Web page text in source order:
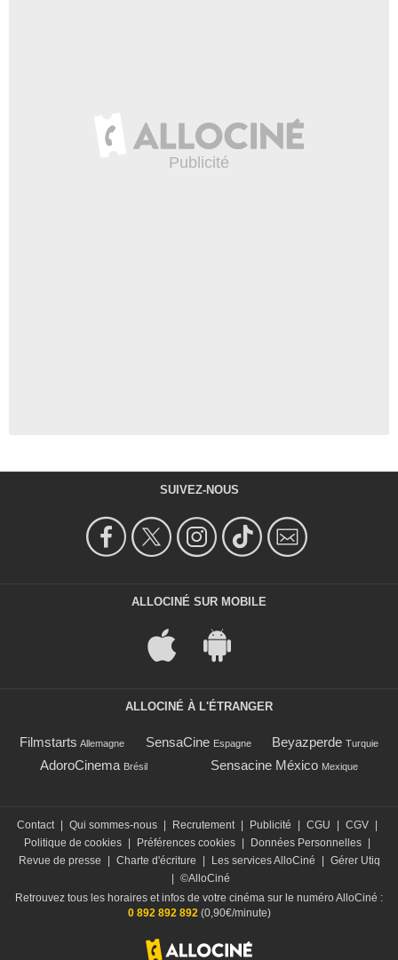
SUIVEZ-NOUS
ALLOCINÉ SUR MOBILE
ALLOCINÉ À L'ÉTRANGER
Filmstarts Allemagne SensaCine Espagne Beyazperde Turquie
AdoroCinema Brésil Sensacine México Mexique
Contact Qui sommes-nous Recrutement Publicité CGU CGV
Politique de cookies
Préférences cookies Données Personnelles
Revue de presse
Charte d'écriture Les services AlloCiné
Gérer Utiq
©AlloCiné
Retrouvez tous les horaires et infos de votre cinéma sur le numéro AlloCiné :
0 892 892 892(0,90€/minute)